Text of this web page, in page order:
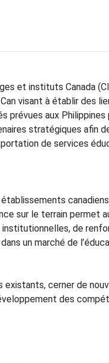
et instituts Canada
visant à établir des
prévues aux
stratégiques afin
de services
sur le terrain permet
de
un marché de
existants, cerner de
des